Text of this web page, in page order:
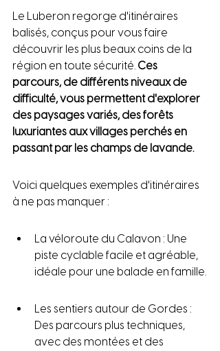
Le Luberon regorge d'itinéraires
balisés, conçus pour vous faire
découvrir les plus beaux coins de la
région en toute sécurité. Ces
parcours, de différents niveaux de
difficulté, vous permettent d'explorer
des paysages variés, des forêts
luxuriantes aux villages perchés en
passant par les champs de lavande.
Voici quelques exemples d'itinéraires
à ne pas manquer :
La véloroute du Calavon : Une
piste cyclable facile et agréable,
idéale pour une balade en famille.
Les sentiers autour de Gordes :
Des parcours plus techniques,
avec des montées et des